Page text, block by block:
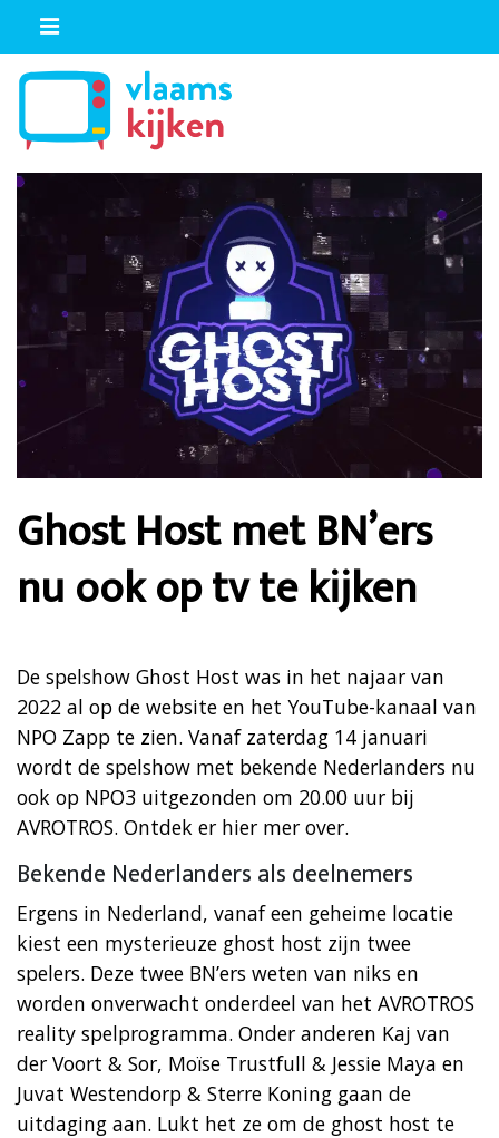
Ghost Host met BN’ers
nu ook op tv te kijken
De spelshow Ghost Host was in het najaar van
2022 al op de website en het YouTube-kanaal van
NPO Zapp te zien. Vanaf zaterdag 14 januari
wordt de spelshow met bekende Nederlanders nu
ook op NPO3 uitgezonden om 20.00 uur bij
AVROTROS. Ontdek er hier mer over.
Bekende Nederlanders als deelnemers
Ergens in Nederland, vanaf een geheime locatie
kiest een mysterieuze ghost host zijn twee
spelers. Deze twee BN’ers weten van niks en
worden onverwacht onderdeel van het AVROTROS
reality spelprogramma. Onder anderen Kaj van
der Voort & Sor, Moïse Trustfull & Jessie Maya en
Juvat Westendorp & Sterre Koning gaan de
uitdaging aan. Lukt het ze om de ghost host te